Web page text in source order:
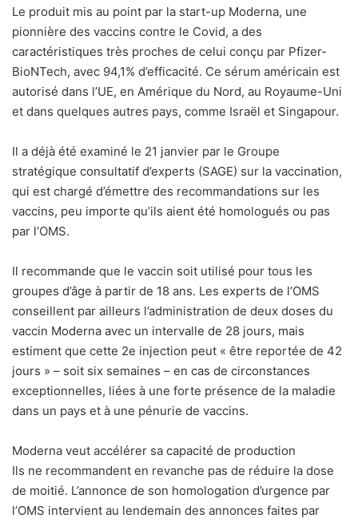
Le produit mis au point par la start-up Moderna, une
pionnière des vaccins contre le Covid, a des
caractéristiques très proches de celui conçu par Pfizer-
BioNTech, avec 94,1% d’efficacité. Ce sérum américain est
autorisé dans l’UE, en Amérique du Nord, au Royaume-Uni
et dans quelques autres pays, comme Israël et Singapour.
Il a déjà été examiné le 21 janvier par le Groupe
stratégique consultatif d’experts (SAGE) sur la vaccination,
qui est chargé d’émettre des recommandations sur les
vaccins, peu importe qu’ils aient été homologués ou pas
par l’OMS.
Il recommande que le vaccin soit utilisé pour tous les
groupes d’âge à partir de 18 ans. Les experts de l’OMS
conseillent par ailleurs l’administration de deux doses du
vaccin Moderna avec un intervalle de 28 jours, mais
estiment que cette 2e injection peut « être reportée de 42
jours » – soit six semaines – en cas de circonstances
exceptionnelles, liées à une forte présence de la maladie
dans un pays et à une pénurie de vaccins.
Moderna veut accélérer sa capacité de production
Ils ne recommandent en revanche pas de réduire la dose
de moitié. L’annonce de son homologation d’urgence par
l’OMS intervient au lendemain des annonces faites par